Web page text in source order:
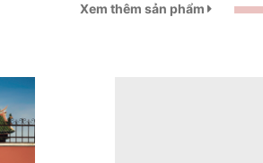
Xem thêm sản phẩm